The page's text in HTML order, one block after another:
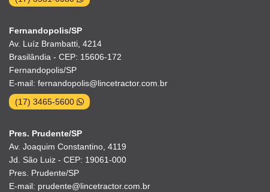
Fernandopolis/SP
Av. Luíz Brambatti, 4214
Brasilândia - CEP: 15606-172
Fernandopolis/SP
E-mail: fernandopolis@lincetractor.com.br
(17) 3465-5600
Pres. Prudente/SP
Av. Joaquim Constantino, 4119
Jd. São Luiz - CEP: 19061-000
Pres. Prudente/SP
E-mail: prudente@lincetractor.com.br